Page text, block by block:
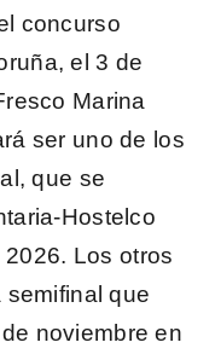
concurso
el 3 de
Marina
ser uno de los
que se
Hostelco
2026. Los otros
que
noviembre en